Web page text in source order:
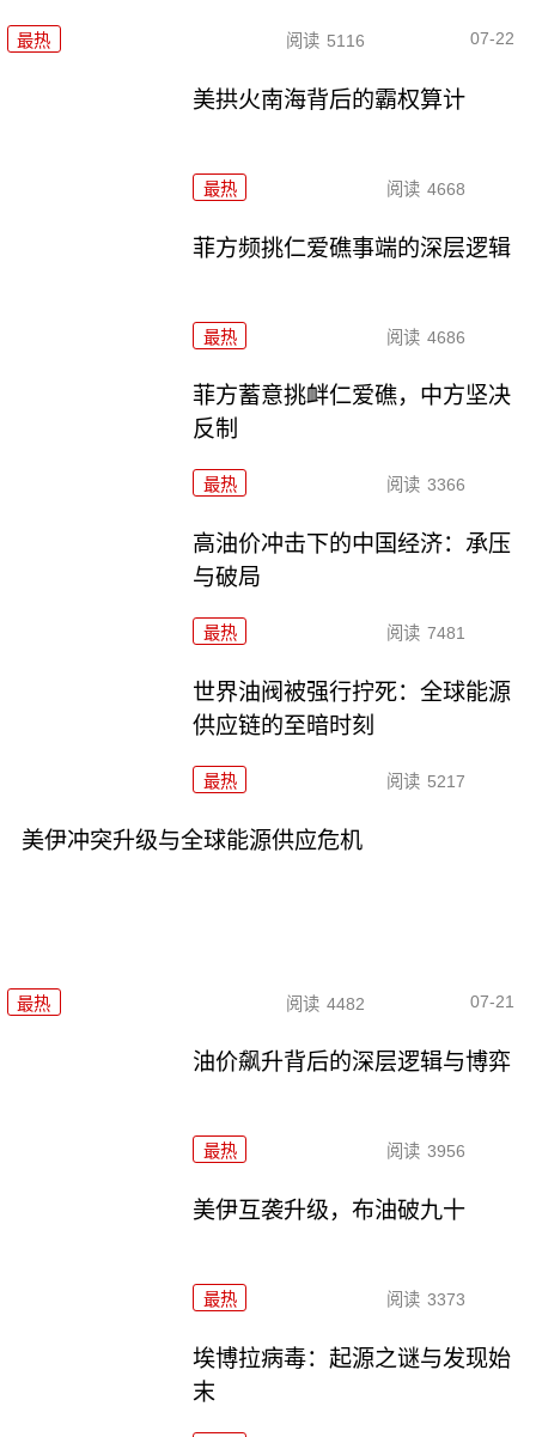
最热 阅读 5116 07-22
美拱火南海背后的霸权算计
最热 阅读 4668
菲方频挑仁爱礁事端的深层逻辑
最热 阅读 4686
菲方蓄意挑衅仁爱礁，中方坚决
反制
最热 阅读 3366
高油价冲击下的中国经济：承压
与破局
最热 阅读 7481
世界油阀被强行拧死：全球能源
供应链的至暗时刻
最热 阅读 5217
美伊冲突升级与全球能源供应危机
最热 阅读 4482 07-21
油价飙升背后的深层逻辑与博弈
最热 阅读 3956
美伊互袭升级，布油破九十
最热 阅读 3373
埃博拉病毒：起源之谜与发现始
末